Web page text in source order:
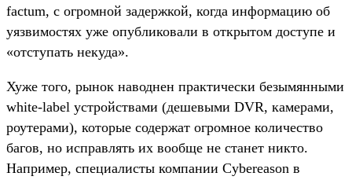
factum, с огромной задержкой, когда информацию об
уязвимостях уже опубликовали в открытом доступе и
«отступать некуда».
Хуже того, рынок наводнен практически безымянными
white-label устройствами (дешевыми DVR, камерами,
роутерами), которые содержат огромное количество
багов, но исправлять их вообще не станет никто.
Например, специалисты компании Cybereason в